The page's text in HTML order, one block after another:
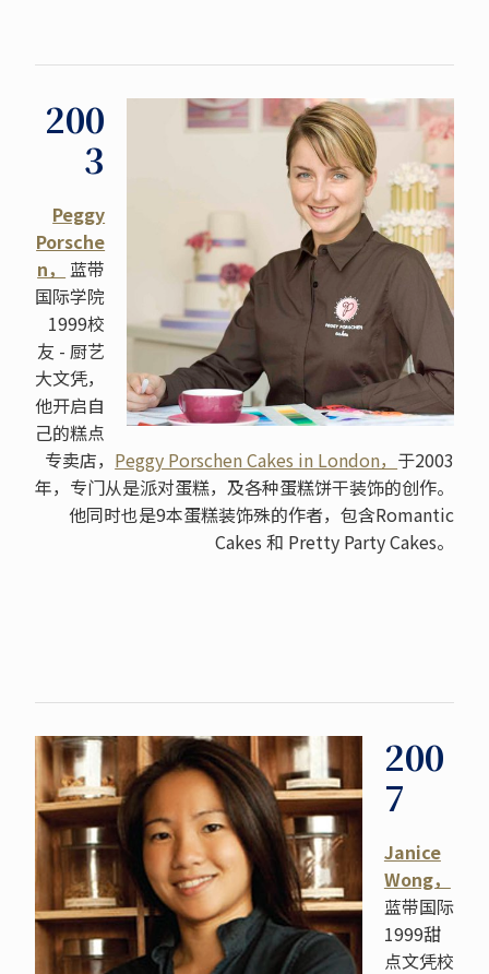
200
3
Peggy
Porsche
n， 蓝带
国际学院
1999校
友 - 厨艺
大文凭，
他开启自
己的糕点
专卖店， Peggy Porschen Cakes in London， 于2003
年，专门从是派对蛋糕，及各种蛋糕饼干装饰的创作。
他同时也是9本蛋糕装饰殊的作者，包含Romantic
Cakes 和 Pretty Party Cakes。
200
7
Janice
Wong，
蓝带国际
1999甜
点文凭校